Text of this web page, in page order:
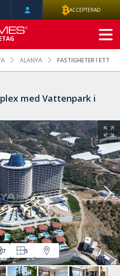
ALANYA FASTIGHETER I ETT
med Vattenpark i
7 5
ACCEPTERAD